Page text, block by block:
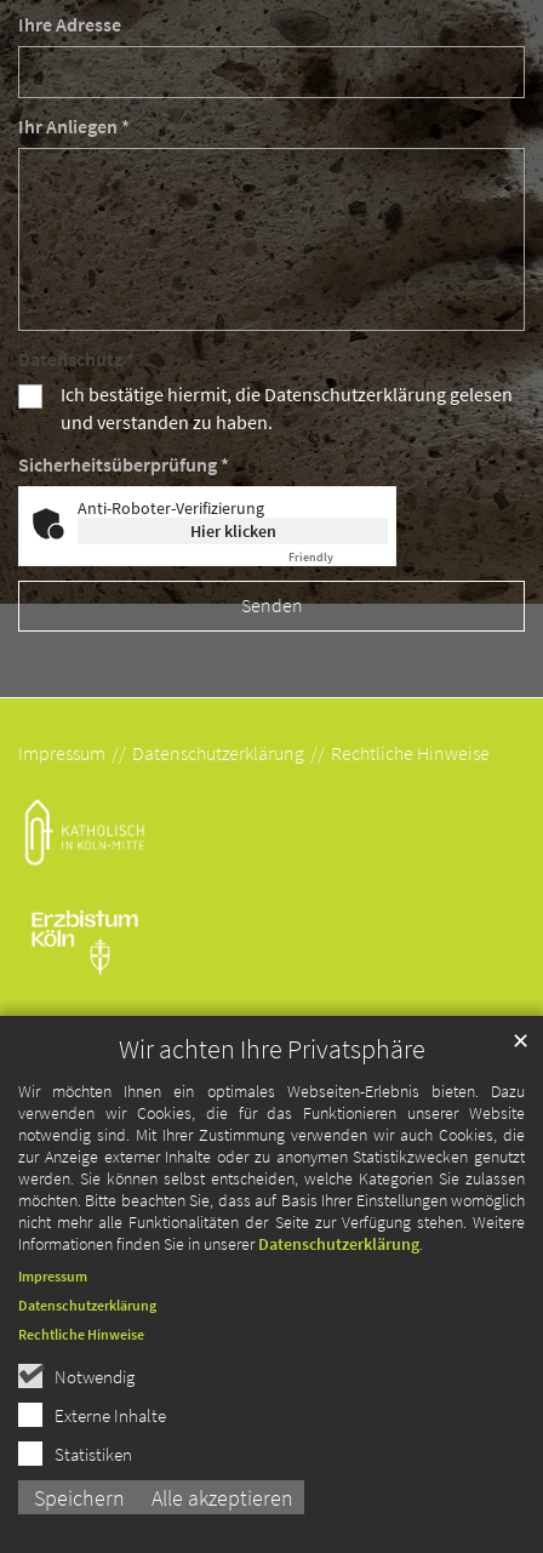
Wir achten Ihre Privatsphäre
Wir möchten Ihnen ein optimales Webseiten-Erlebnis bieten. Dazu
verwenden wir Cookies, die für das Funktionieren unserer Website
notwendig sind. Mit Ihrer Zustimmung verwenden wir auch Cookies, die
zur Anzeige externer Inhalte oder zu anonymen Statistikzwecken genutzt
werden. Sie können selbst entscheiden, welche Kategorien Sie zulassen
möchten. Bitte beachten Sie, dass auf Basis Ihrer Einstellungen womöglich
nicht mehr alle Funktionalitäten der Seite zur Verfügung stehen. Weitere
Informationen finden Sie in unsererDatenschutzerklärung.
Notwendig
Externe Inhalte
Statistiken
Speichern Alle akzeptieren
✕
Impressum
Datenschutzerklärung
Rechtliche Hinweise
Ihre Adresse
Ihr Anliegen *
Datenschutz *
Ich bestätige hiermit, die Datenschutzerklärung gelesen
und verstanden zu haben.
Sicherheitsüberprüfung *
Anti-Roboter-Verifizierung
Hier klicken
Friendly
Impressum Datenschutzerklärung Rechtliche Hinweise